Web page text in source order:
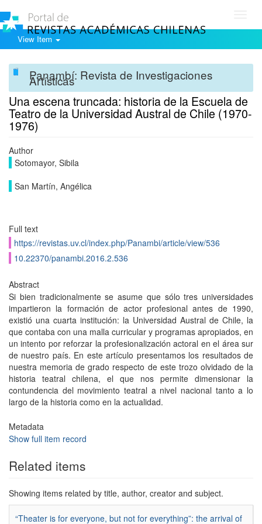
View Item
Panambí: Revista de Investigaciones
Artísticas
Una escena truncada: historia de la Escuela de
Teatro de la Universidad Austral de Chile (1970-
1976)
Author
Sotomayor, Sibila
San Martín, Angélica
Full text
https://revistas.uv.cl/index.php/Panambi/article/view/536
10.22370/panambi.2016.2.536
Abstract
Si bien tradicionalmente se asume que sólo tres universidades
impartieron la formación de actor profesional antes de 1990,
existió una cuarta institución: la Universidad Austral de Chile, la
que contaba con una malla curricular y programas apropiados, en
un intento por reforzar la profesionalización actoral en el área sur
de nuestro país. En este artículo presentamos los resultados de
nuestra memoria de grado respecto de este trozo olvidado de la
historia teatral chilena, el que nos permite dimensionar la
contundencia del movimiento teatral a nivel nacional tanto a lo
largo de la historia como en la actualidad.
Metadata
Show full item record
Related items
Showing items related by title, author, creator and subject.
“Theater is for everyone, but not for everything”: the arrival of